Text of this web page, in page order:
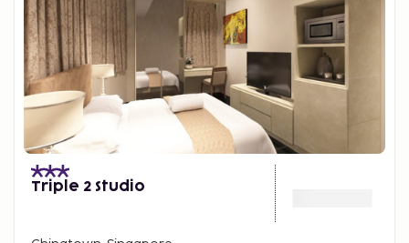
Triple 2 Studio